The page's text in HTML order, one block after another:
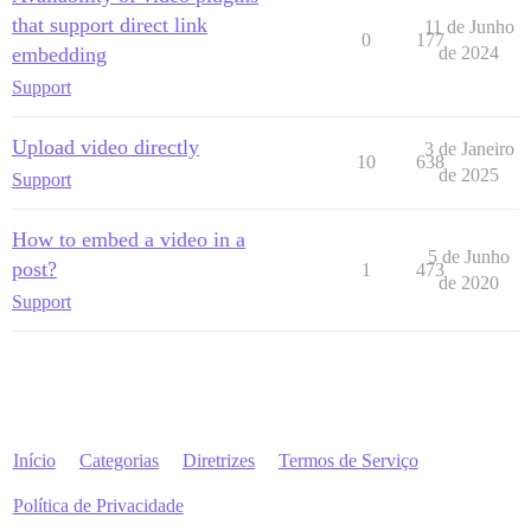
that support direct link
embedding
Support
0 177
11 de Junho
de 2024
Upload video directly
Support
10 638
3 de Janeiro
de 2025
How to embed a video in a
post?
Support
1 473
5 de Junho
de 2020
Início Categorias Diretrizes Termos de Serviço
Política de Privacidade